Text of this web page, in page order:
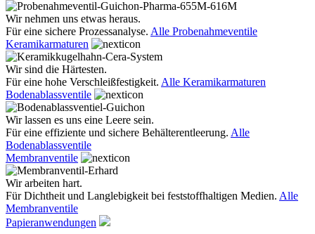
Wir nehmen uns etwas heraus.
Für eine sichere Prozessanalyse. Alle Probenahmeventile
Keramikarmaturen
Wir sind die Härtesten.
Für eine hohe Verschleißfestigkeit. Alle Keramikarmaturen
Bodenablassventile
Wir lassen es uns eine Leere sein.
Für eine effiziente und sichere Behälterentleerung. Alle
Bodenablassventile
Membranventile
Wir arbeiten hart.
Für Dichtheit und Langlebigkeit bei feststoffhaltigen Medien. Alle
Membranventile
Papieranwendungen